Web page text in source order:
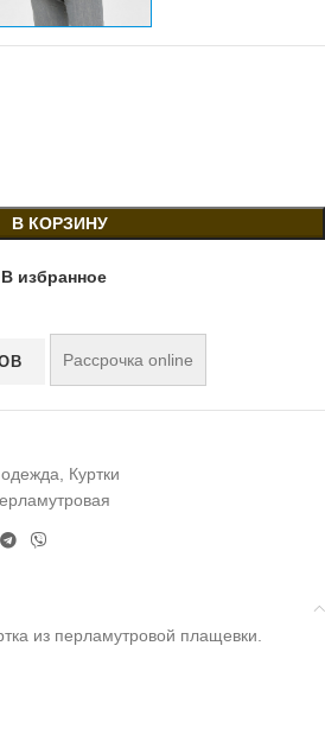
В КОРЗИНУ
В избранное
Рассрочка online
, Куртки
из перламутровой плащевки.